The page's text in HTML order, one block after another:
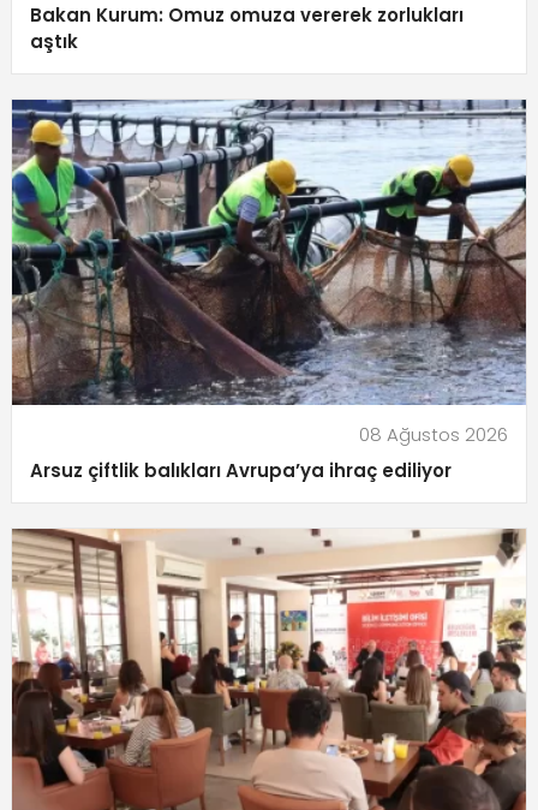
Bakan Kurum: Omuz omuza vererek zorlukları
aştık
08 Ağustos 2026
Arsuz çiftlik balıkları Avrupa’ya ihraç ediliyor